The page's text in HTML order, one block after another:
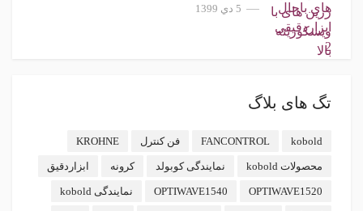
5 دي 1399
تگ های بلاگ
kobold
FANCONTROL فن کنترل KROHNE
محصولات kobold نمایندگی کوبولد کرونه ابزاردقیق
OPTIWAVE1520
OPTIWAVE1540 نمایندگی kobold